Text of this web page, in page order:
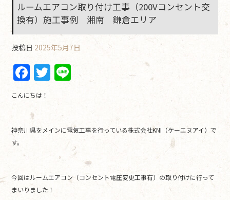
ルームエアコン取り付け工事（200Vコンセント交
換有）施工事例 湘南 鎌倉エリア
投稿日 2025年5月7日
F
a
c
e
b
o
k
T
w
er
Li
こんにちは！
神奈川県をメインに電気工事を行っている株式会社KNI（ケーエヌアイ）で
す。
今回はルームエアコン（コンセント電圧変更工事有）の取り付けに行って
まいりました！